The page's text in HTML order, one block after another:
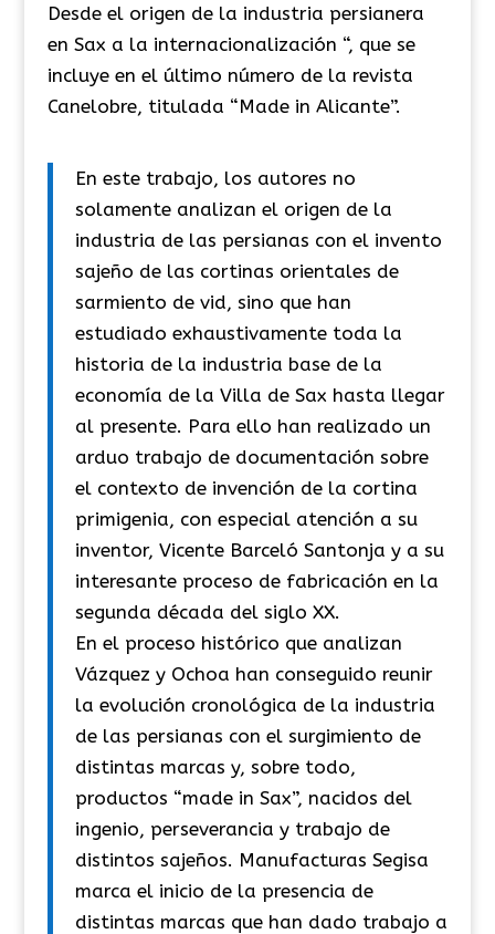
Desde el origen de la industria persianera
en Sax a la internacionalización “, que se
incluye en el último número de la revista
Canelobre, titulada “Made in Alicante”.
En este trabajo, los autores no
solamente analizan el origen de la
industria de las persianas con el invento
sajeño de las cortinas orientales de
sarmiento de vid, sino que han
estudiado exhaustivamente toda la
historia de la industria base de la
economía de la Villa de Sax hasta llegar
al presente. Para ello han realizado un
arduo trabajo de documentación sobre
el contexto de invención de la cortina
primigenia, con especial atención a su
inventor, Vicente Barceló Santonja y a su
interesante proceso de fabricación en la
segunda década del siglo XX.
En el proceso histórico que analizan
Vázquez y Ochoa han conseguido reunir
la evolución cronológica de la industria
de las persianas con el surgimiento de
distintas marcas y, sobre todo,
productos “made in Sax”, nacidos del
ingenio, perseverancia y trabajo de
distintos sajeños. Manufacturas Segisa
marca el inicio de la presencia de
distintas marcas que han dado trabajo a